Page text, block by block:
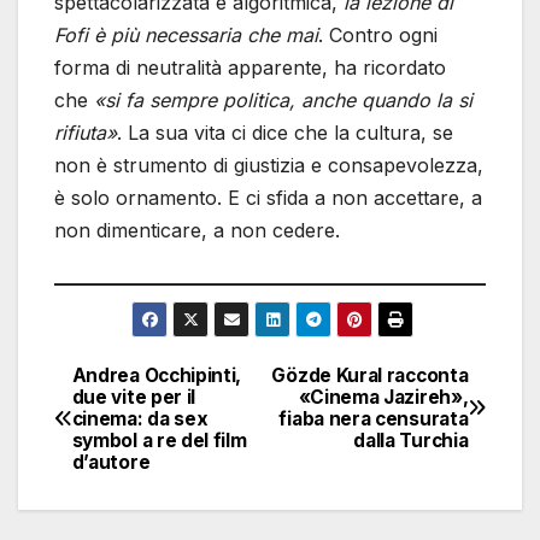
Fofi è più necessaria che mai. Contro ogni
forma di neutralità apparente, ha ricordato
che «si fa sempre politica, anche quando la si
rifiuta». La sua vita ci dice che la cultura, se
non è strumento di giustizia e consapevolezza,
è solo ornamento. E ci sfida a non accettare, a
non dimenticare, a non cedere.
Navigazione
articoli
Gözde Kural racconta
«Cinema Jazireh»,
fiaba nera censurata
dalla Turchia
Andrea Occhipinti,
due vite per il
cinema: da sex
symbol a re del film
d’autore